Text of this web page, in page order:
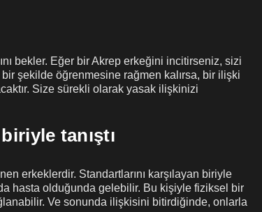
bekler. Eğer bir Akrep erkeğini incitirseniz, sizi
şekilde öğrenmesine rağmen kalırsa, bir ilişki
Size sürekli olarak yasak ilişkinizi
tanıştı
erkeklerdir. Standartlarını karşılayan biriyle
hasta olduğunda gelebilir. Bu kişiyle fiziksel bir
Ve sonunda ilişkisini bitirdiğinde, onlarla